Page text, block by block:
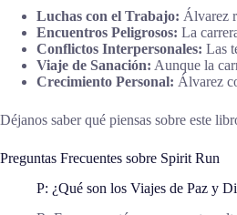
Luchas con el Trabajo: Álvarez
Encuentros Peligrosos: La
Conflictos Interpersonales: Las
Viaje de Sanación: Aunque la
Crecimiento Personal: Álvarez
Déjanos saber qué piensas sobre este
Preguntas Frecuentes sobre Spirit Run
P: ¿Qué son los Viajes de Paz y